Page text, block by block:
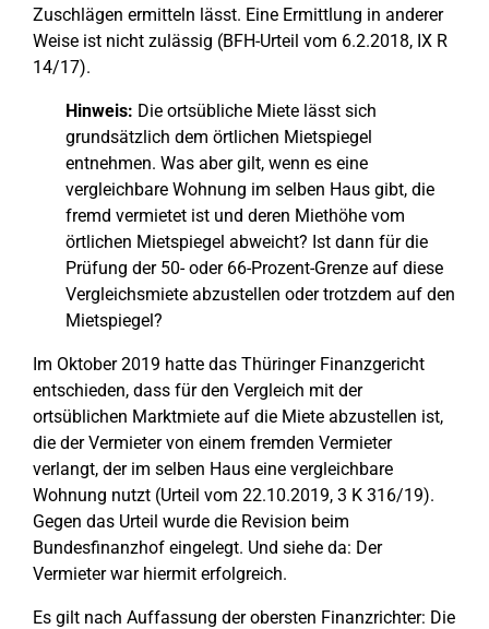
Zuschlägen ermitteln lässt. Eine Ermittlung in anderer
Weise ist nicht zulässig (BFH-Urteil vom 6.2.2018, IX R
14/17).
Hinweis: Die ortsübliche Miete lässt sich
grundsätzlich dem örtlichen Mietspiegel
entnehmen. Was aber gilt, wenn es eine
vergleichbare Wohnung im selben Haus gibt, die
fremd vermietet ist und deren Miethöhe vom
örtlichen Mietspiegel abweicht? Ist dann für die
Prüfung der 50- oder 66-Prozent-Grenze auf diese
Vergleichsmiete abzustellen oder trotzdem auf den
Mietspiegel?
Im Oktober 2019 hatte das Thüringer Finanzgericht
entschieden, dass für den Vergleich mit der
ortsüblichen Marktmiete auf die Miete abzustellen ist,
die der Vermieter von einem fremden Vermieter
verlangt, der im selben Haus eine vergleichbare
Wohnung nutzt (Urteil vom 22.10.2019, 3 K 316/19).
Gegen das Urteil wurde die Revision beim
Bundesfinanzhof eingelegt. Und siehe da: Der
Vermieter war hiermit erfolgreich.
Es gilt nach Auffassung der obersten Finanzrichter: Die